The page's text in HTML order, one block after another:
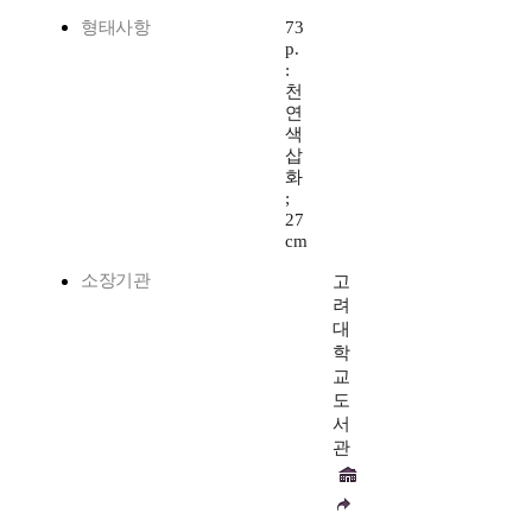
형태사항
73
p.
:
천
연
색
삽
화
;
27
cm
소장기관
고
려
대
학
교
도
서
관